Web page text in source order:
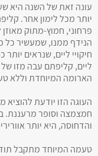
עונה זאת של השנה היא
יותר מכל לימון אחר.
פרחוני, חמוץ-מתוק
הנידף ממנו, שמעשיר כל
חיקויי ליים, שנראים יותר
ליים, קליפתם עבה מזו
הארומה המיוחדת וללא
העוגה הזו יודעת
חמצמצה וסופר מרעננת.
והדחוסה, היא יותר
טעמה המיוחד מתקבל